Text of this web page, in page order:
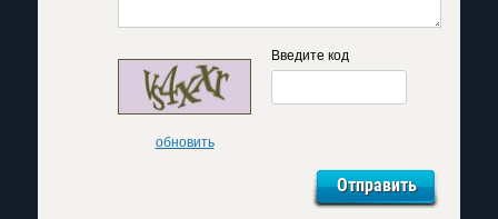
обновить
Введите код